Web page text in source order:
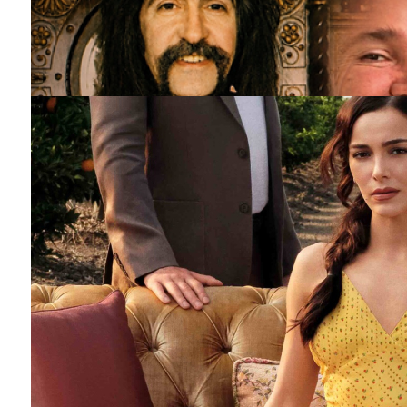
Barış Manço'nun mirasçıları mahkemede!